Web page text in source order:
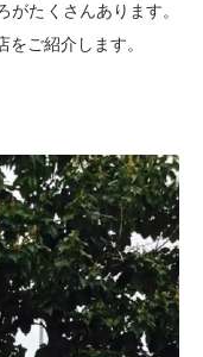
たくさんあります。
ご紹介します。